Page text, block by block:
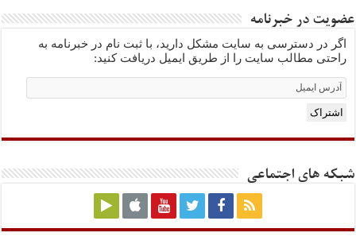
عضویت در خبرنامه
اگر در دسترسی به سایت مشکل دارید، با ثبت نام در خبرنامه به
راحتی مطالب سایت را از طریق ایمیل دریافت کنید:
Email
Subscription
اشتراک
شبکه های اجتماعی